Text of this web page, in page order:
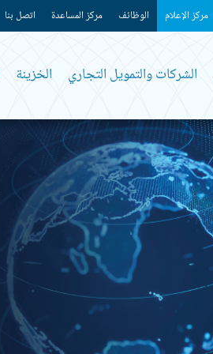
مركز الإعلام الوظائف مركز المساعدة اتصل بنا
الشركات والتمويل التجاري الخزينة